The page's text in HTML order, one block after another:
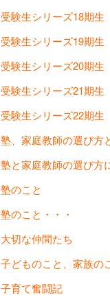
受験生シリーズ18期生
受験生シリーズ19期生
受験生シリーズ20期生
受験生シリーズ21期生
受験生シリーズ22期生
塾、家庭教師の選び方
塾と家庭教師の選び方
塾のこと
塾のこと・・・
大切な仲間たち
子どものこと、家族の
子育て奮闘記